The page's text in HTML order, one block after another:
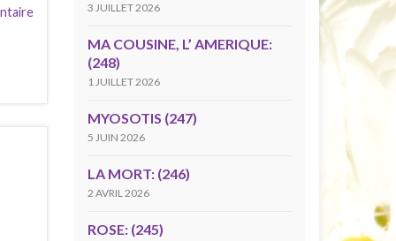
3 JUILLET 2026
MA COUSINE, L’ AMERIQUE:
(248)
1 JUILLET 2026
MYOSOTIS (247)
5 JUIN 2026
LA MORT: (246)
2 AVRIL 2026
ROSE: (245)